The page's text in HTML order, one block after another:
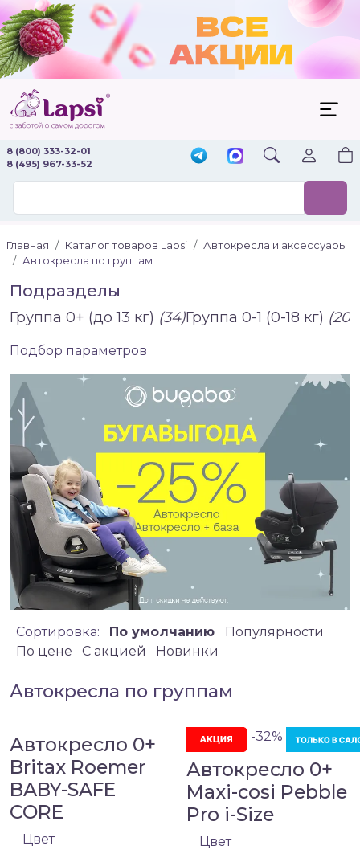
8 (800) 333-32-01
8 (495) 967-33-52
Главная Каталог товаров Lapsi
Автокресла и аксессуары
Автокресла по группам
Подразделы
Группа 0+ (до 13 кг) (34)Группа 0-1 (0-18 кг) (20)
Подбор параметров
Сортировка: По умолчанию
Популярности
По цене
C акцией Новинки
Автокресла по группам
Автокресло 0+
Britax Roemer
BABY-SAFE
CORE
Цвет
-32%
Автокресло 0+
Maxi-cosi Pebble
Pro i-Size
Цвет